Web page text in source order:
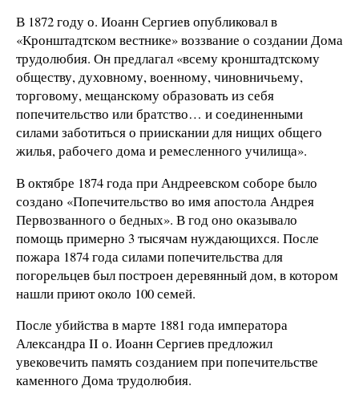
В 1872 году о. Иоанн Сергиев опубликовал в
«Кронштадтском вестнике» воззвание о создании Дома
трудолюбия. Он предлагал «всему кронштадтскому
обществу, духовному, военному, чиновничьему,
торговому, мещанскому образовать из себя
попечительство или братство… и соединенными
силами заботиться о приискании для нищих общего
жилья, рабочего дома и ремесленного училища».
В октябре 1874 года при Андреевском соборе было
создано «Попечительство во имя апостола Андрея
Первозванного о бедных». В год оно оказывало
помощь примерно 3 тысячам нуждающихся. После
пожара 1874 года силами попечительства для
погорельцев был построен деревянный дом, в котором
нашли приют около 100 семей.
После убийства в марте 1881 года императора
Александра II о. Иоанн Сергиев предложил
увековечить память созданием при попечительстве
каменного Дома трудолюбия.